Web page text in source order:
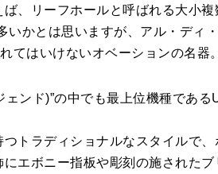
、リーフホールと呼ばれる大小
いかとは思いますが、アル・デ
てはいけないオベーションの名器。
ェンド)”の中でも最上位機種であ
トラディショナルなスタイルで
エボニー指板や彫刻の施された